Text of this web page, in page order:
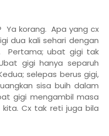
Ya korang. Apa yang cx
dua kali sehari dengan
Pertama; ubat gigi tak
gigi hanya separuh
selepas berus gigi,
sisa buih dalam
gigi mengambil masa
Cx tak reti juga bila